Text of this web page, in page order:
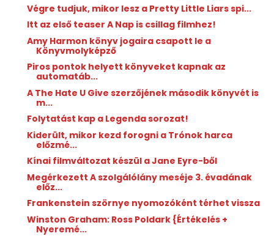
Végre tudjuk, mikor lesz a Pretty Little Liars spi...
Itt az első teaser A Nap is csillag filmhez!
Amy Harmon könyv jogaira csapott le a
Könyvmolyképző
Piros pontok helyett könyveket kapnak az
automatáb...
A The Hate U Give szerzőjének második könyvét is
m...
Folytatást kap a Legenda sorozat!
Kiderült, mikor kezd forogni a Trónok harca
előzmé...
Kínai filmváltozat készül a Jane Eyre-ből
Megérkezett A szolgálólány meséje 3. évadának
előz...
Frankenstein szörnye nyomozóként térhet vissza
Winston Graham: Ross ​Poldark {Értékelés +
Nyeremé...